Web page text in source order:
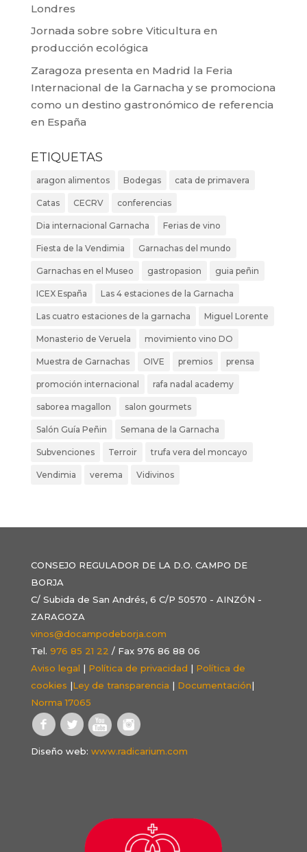
Londres
Jornada sobre sobre Viticultura en
producción ecológica
Zaragoza presenta en Madrid la Feria
Internacional de la Garnacha y se promociona
como un destino gastronómico de referencia
en España
ETIQUETAS
aragon alimentos Bodegas cata de primavera
Catas CECRV conferencias
Dia internacional Garnacha Ferias de vino
Fiesta de la Vendimia Garnachas del mundo
Garnachas en el Museo gastropasion guia peñin
ICEX España Las 4 estaciones de la Garnacha
Las cuatro estaciones de la garnacha Miguel Lorente
Monasterio de Veruela movimiento vino DO
Muestra de Garnachas OIVE premios prensa
promoción internacional rafa nadal academy
saborea magallon salon gourmets
Salón Guía Peñin Semana de la Garnacha
Subvenciones Terroir trufa vera del moncayo
Vendimia verema Vidivinos
CONSEJO REGULADOR DE LA D.O. CAMPO DE
BORJA
C/ Subida de San Andrés, 6 C/P 50570 - AINZÓN -
ZARAGOZA
vinos@docampodeborja.com
Tel. 976 85 21 22 / Fax 976 86 88 06
Aviso legal | Política de privacidad | Política de
cookies |Ley de transparencia | Documentación|
Norma 17065
Diseño web: www.radicarium.com